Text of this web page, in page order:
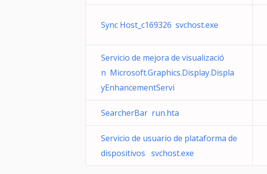
Sync Host_c169326 svchost.exe
Servicio de mejora de visualizació
n Microsoft.Graphics.Display.Displa
yEnhancementServi
SearcherBar run.hta
Servicio de usuario de plataforma de
dispositivos svchost.exe